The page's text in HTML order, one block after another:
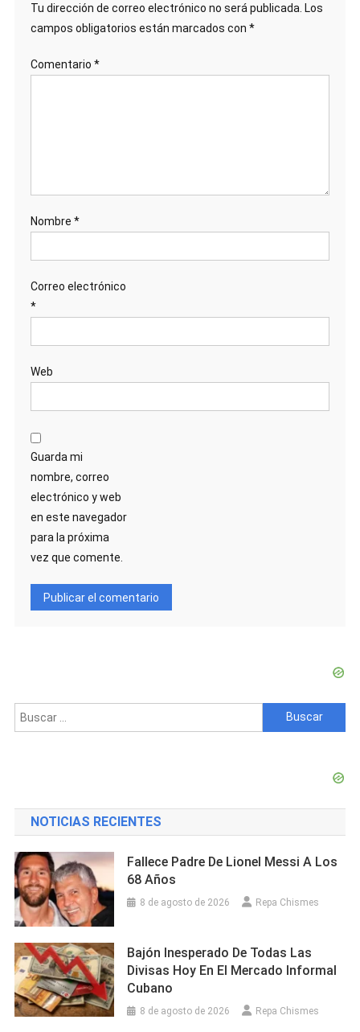
Tu dirección de correo electrónico no será publicada. Los
campos obligatorios están marcados con *
Comentario *
Nombre *
Correo electrónico
*
Web
Guarda mi
nombre, correo
electrónico y web
en este navegador
para la próxima
vez que comente.
Buscar:
NOTICIAS RECIENTES
Fallece Padre De Lionel Messi A Los
68 Años
8 de agosto de 2026 Repa Chismes
Bajón Inesperado De Todas Las
Divisas Hoy En El Mercado Informal
Cubano
8 de agosto de 2026 Repa Chismes